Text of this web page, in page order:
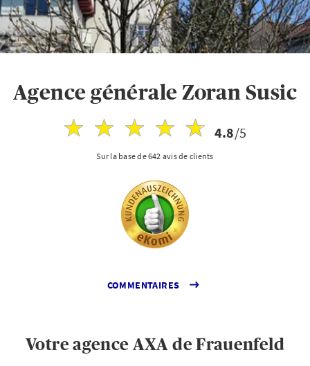
Agence générale Zoran Susic
4.8/5
Sur la base de 642 avis de clients
COMMENTAIRES
Votre agence AXA de Frauenfeld